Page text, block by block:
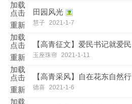
加载
点击
重新
加载
田园风光
慧子 2021-1-7
点击
重新
加载
【高青征文】爱民书记就爱民
玉座珠帘 2021-1-11
点击
重新
加载
【高青采风】自在花东自然行
德喜 2021-1-6